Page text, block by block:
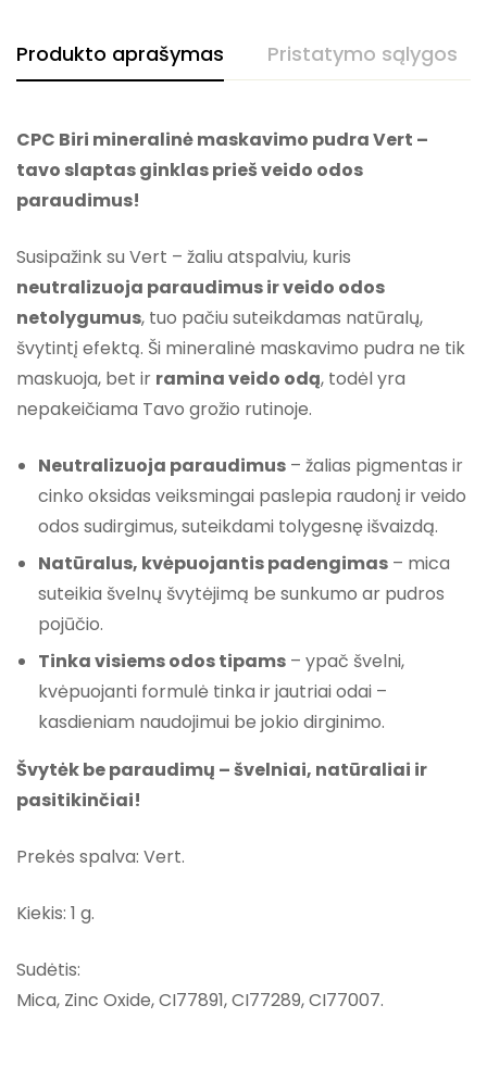
Produkto aprašymas Pristatymo sąlygos
CPC Biri mineralinė maskavimo pudra Vert –
tavo slaptas ginklas prieš veido odos
paraudimus!
Susipažink su Vert – žaliu atspalviu, kuris
neutralizuoja paraudimus ir veido odos
netolygumus, tuo pačiu suteikdamas natūralų,
švytintį efektą. Ši mineralinė maskavimo pudra ne tik
maskuoja, bet ir ramina veido odą, todėl yra
nepakeičiama Tavo grožio rutinoje.
Neutralizuoja paraudimus – žalias pigmentas ir
cinko oksidas veiksmingai paslepia raudonį ir veido
odos sudirgimus, suteikdami tolygesnę išvaizdą.
Natūralus, kvėpuojantis padengimas – mica
suteikia švelnų švytėjimą be sunkumo ar pudros
pojūčio.
Tinka visiems odos tipams – ypač švelni,
kvėpuojanti formulė tinka ir jautriai odai –
kasdieniam naudojimui be jokio dirginimo.
Švytėk be paraudimų – švelniai, natūraliai ir
pasitikinčiai!
Prekės spalva: Vert.
Kiekis: 1 g.
Sudėtis:
Mica, Zinc Oxide, CI77891, CI77289, CI77007.